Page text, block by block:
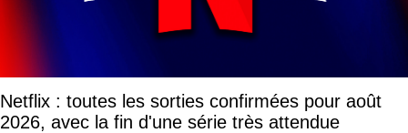
Netflix : toutes les sorties confirmées pour août
2026, avec la fin d'une série très attendue